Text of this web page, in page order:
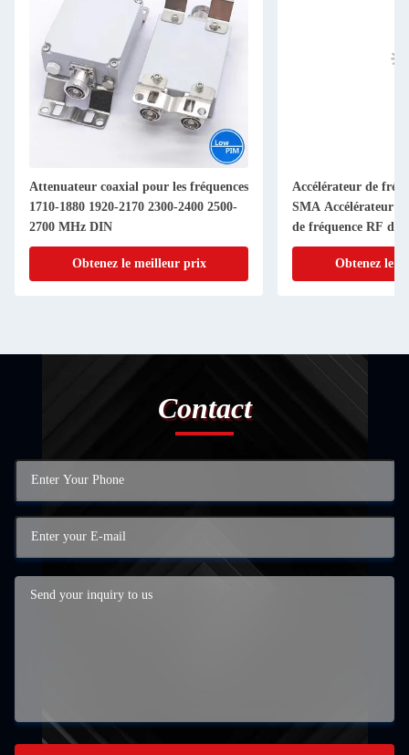
Attenuateur coaxial pour les fréquences
1710-1880 1920-2170 2300-2400 2500-
2700 MHz DIN
Obtenez le meilleur prix
Accélérateur de
SMA Accélérateur
de fréquence RF de
Connecteur 1-40dB
Obtenez le
Contact